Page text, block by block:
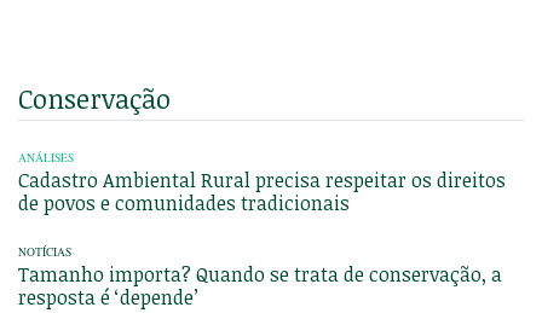
Conservação
ANÁLISES
Cadastro Ambiental Rural precisa respeitar os direitos
de povos e comunidades tradicionais
NOTÍCIAS
Tamanho importa? Quando se trata de conservação, a
resposta é ‘depende’